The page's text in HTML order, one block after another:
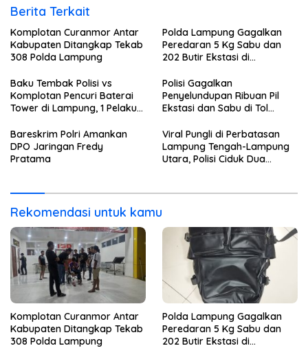
Berita Terkait
Komplotan Curanmor Antar
Kabupaten Ditangkap Tekab
308 Polda Lampung
Polda Lampung Gagalkan
Peredaran 5 Kg Sabu dan
202 Butir Ekstasi di
Baku Tembak Polisi vs
Komplotan Pencuri Baterai
Tower di Lampung, 1 Pelaku
Polisi Gagalkan
Penyelundupan Ribuan Pil
Ekstasi dan Sabu di Tol
Bareskrim Polri Amankan
DPO Jaringan Fredy
Pratama
Viral Pungli di Perbatasan
Lampung Tengah-Lampung
Utara, Polisi Ciduk Dua
Rekomendasi untuk kamu
Komplotan Curanmor Antar
Kabupaten Ditangkap Tekab
308 Polda Lampung
Polda Lampung Gagalkan
Peredaran 5 Kg Sabu dan
202 Butir Ekstasi di